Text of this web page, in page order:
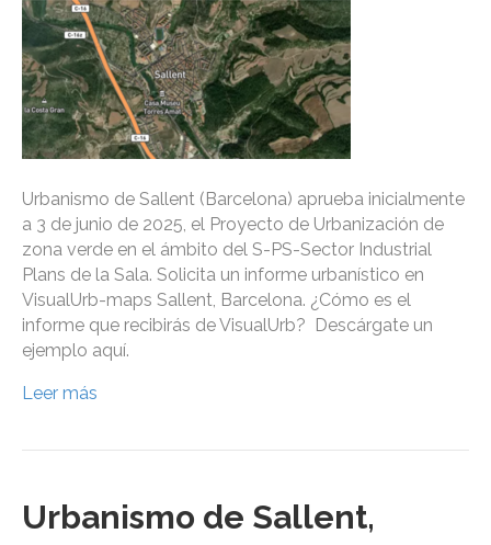
Urbanismo de Sallent (Barcelona) aprueba inicialmente
a 3 de junio de 2025, el Proyecto de Urbanización de
zona verde en el ámbito del S-PS-Sector Industrial
Plans de la Sala. Solicita un informe urbanístico en
VisualUrb-maps Sallent, Barcelona. ¿Cómo es el
informe que recibirás de VisualUrb? Descárgate un
ejemplo aquí.
Leer más
Urbanismo de Sallent,